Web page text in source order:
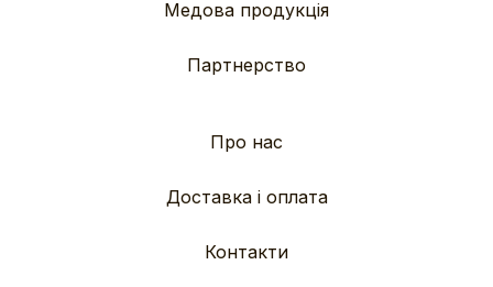
Медова продукція
Партнерство
Про нас
Доставка і оплата
Контакти